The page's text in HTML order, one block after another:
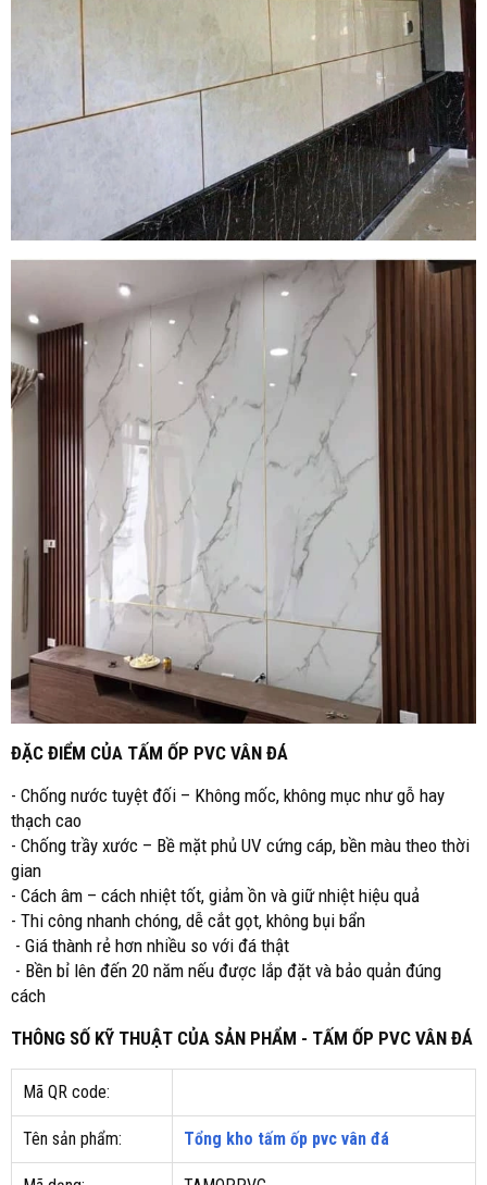
ĐẶC ĐIỂM CỦA TẤM ỐP PVC VÂN ĐÁ
- Chống nước tuyệt đối – Không mốc, không mục như gỗ hay
thạch cao
- Chống trầy xước – Bề mặt phủ UV cứng cáp, bền màu theo thời
gian
- Cách âm – cách nhiệt tốt, giảm ồn và giữ nhiệt hiệu quả
- Thi công nhanh chóng, dễ cắt gọt, không bụi bẩn
- Giá thành rẻ hơn nhiều so với đá thật
- Bền bỉ lên đến 20 năm nếu được lắp đặt và bảo quản đúng
cách
THÔNG SỐ KỸ THUẬT CỦA SẢN PHẨM - TẤM ỐP PVC VÂN ĐÁ
Mã QR code:
Tên sản phẩm: Tổng kho tấm ốp pvc vân đá